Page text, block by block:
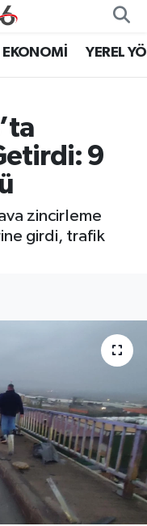
EKONOMİ YEREL
9
zincirleme
girdi, trafik